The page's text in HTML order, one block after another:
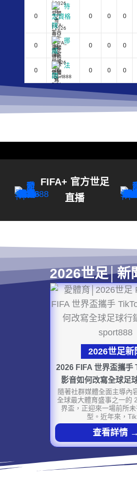
0
待
定資格
隊
0 0 0
0
挪
威
0 0 0
0
法
國
0 0 0
FIFA+ 官方世足
直播
2026世足│新
2026世足新
2026 FIFA 世界盃攜手
影音如何改寫全球足
隨著社群媒體全面主導內
全球最大體育盛事之一的
界盃，正迎來一場前所
型。近年來，Tik
查看詳情 →